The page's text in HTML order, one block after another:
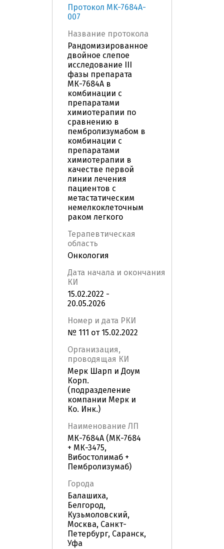
Протокол MK-7684A-
007
Название протокола
Рандомизированное
двойное слепое
исследование III
фазы препарата
МК-7684А в
комбинации с
препаратами
химиотерапии по
сравнению в
пембролизумабом в
комбинации с
препаратами
химиотерапии в
качестве первой
линии лечения
пациентов с
метастатическим
немелкоклеточным
раком легкого
Терапевтическая
область
Онкология
Дата начала и окончания
КИ
15.02.2022 -
20.05.2026
Номер и дата РКИ
№ 111 от 15.02.2022
Организация,
проводящая КИ
Мерк Шарп и Доум
Корп.
(подразделение
компании Мерк и
Ко. Инк.)
Наименование ЛП
МК-7684А (МК-7684
+ МК-3475,
Вибостолимаб +
Пембролизумаб)
Города
Балашиха,
Белгород,
Кузьмоловский,
Москва, Санкт-
Петербург, Саранск,
Уфа